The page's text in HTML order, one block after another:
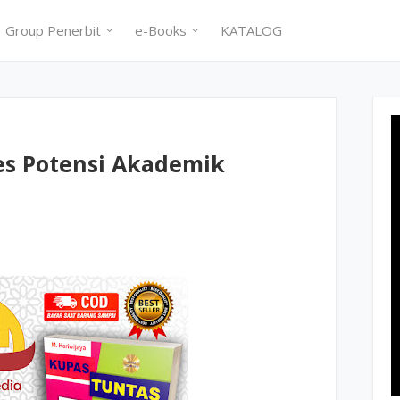
Group Penerbit e-Books KATALOG
Potensi Akademik